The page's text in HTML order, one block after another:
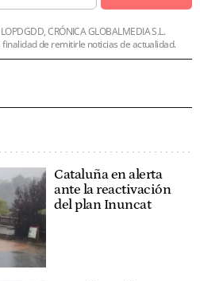
CRÓNICA GLOBALMEDIA S.L.
de remitirle noticias de actualidad.
Cataluña en alerta
ante la reactivación
del plan Inuncat